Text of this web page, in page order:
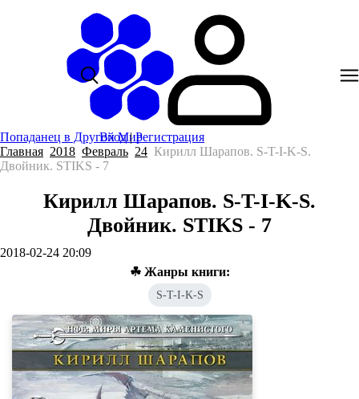
Попаданец в Другой Мир
Вход|Регистрация
Главная 2018 Февраль 24 Кирилл Шарапов. S-T-I-K-S.
Двойник. STIKS - 7
Кирилл Шарапов. S-T-I-K-S.
Двойник. STIKS - 7
2018-02-24 20:09
☘ Жанры книги:
S-T-I-K-S